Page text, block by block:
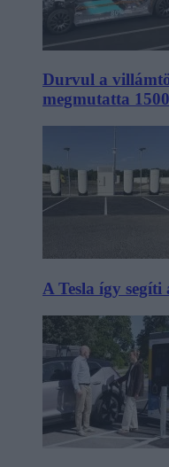
Durvul a
megmutatta
A Tesla így